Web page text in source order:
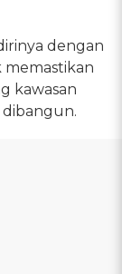
dengan
kawasan
dibangun.